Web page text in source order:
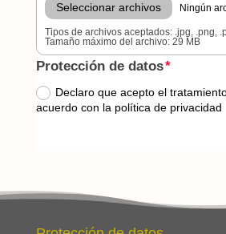
Seleccionar archivos Ningún
Tipos de archivos aceptados: .jpg, .png,
Tamaño máximo del archivo: 29 MB
Protección de datos
Declaro que acepto el
acuerdo con la política de privacidad